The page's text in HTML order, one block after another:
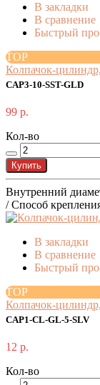
В закладки
В сравнение
Быстрый
TOP
Колпачок-
CAP3-10-SST-GLD
99 р.
Кол-во
Купить
Внутренний
/ Способ
В закладки
В сравнение
Быстрый
TOP
Колпачок-
CAP1-CL-GL-5-SLV
12 р.
Кол-во